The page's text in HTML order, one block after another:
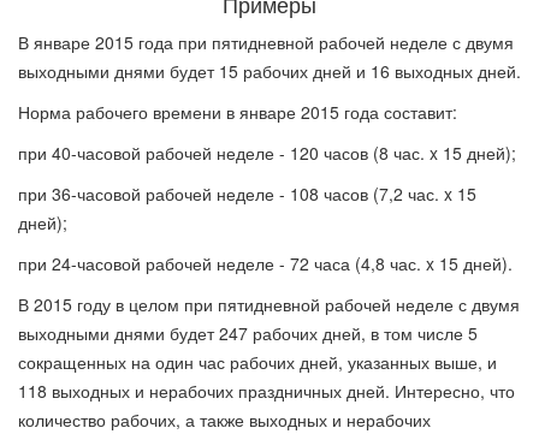
В январе 2015 года при пятидневной рабочей неделе с двумя
выходными днями будет 15 рабочих дней и 16 выходных дней.
Норма рабочего времени в январе 2015 года составит:
при 40-часовой рабочей неделе - 120 часов (8 час. x 15 дней);
при 36-часовой рабочей неделе - 108 часов (7,2 час. x 15
дней);
при 24-часовой рабочей неделе - 72 часа (4,8 час. x 15 дней).
В 2015 году в целом при пятидневной рабочей неделе с двумя
выходными днями будет 247 рабочих дней, в том числе 5
сокращенных на один час рабочих дней, указанных выше, и
118 выходных и нерабочих праздничных дней. Интересно, что
количество рабочих, а также выходных и нерабочих